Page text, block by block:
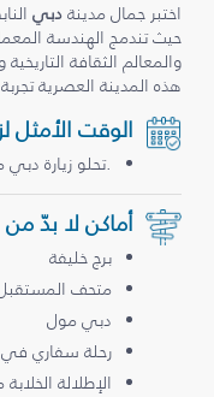
اختبر جمال مدينةدبي
حيث تندمج الهندسة
والمعالم الثقافة
هذه المدينة العصرية
الوقت الأمثل
.تحلو زيارة
أماكن لا بدّ من
برج خليفة
متحف
دبي مول
رحلة سفاري في
الإطلالة